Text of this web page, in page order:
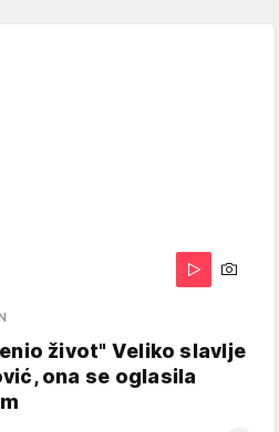
život" Veliko slavlje
ona se oglasila